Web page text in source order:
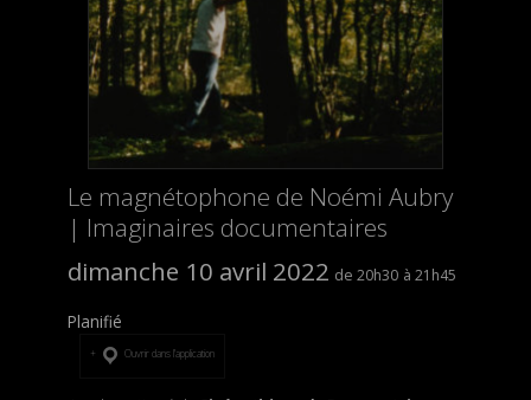
Le magnétophone de Noémi Aubry
| Imaginaires documentaires
dimanche 10 avril 2022
20h30 21h45
Planifié
Ouvrir dans l’application